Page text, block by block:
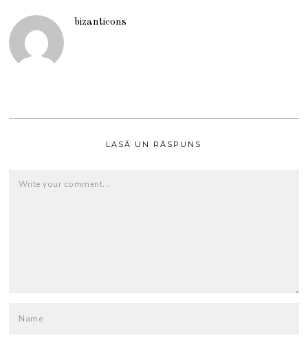
bizanticons
LASĂ UN RĂSPUNS